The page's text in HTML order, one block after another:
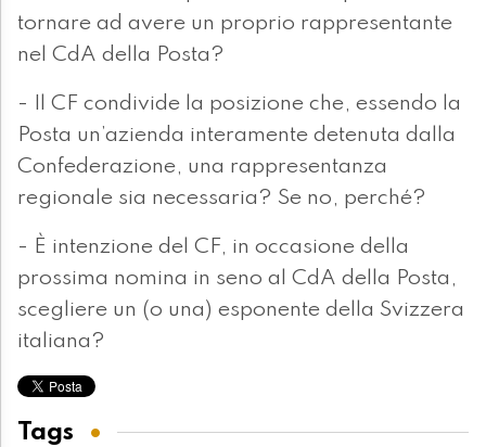
tornare ad avere un proprio rappresentante
nel CdA della Posta?
- Il CF condivide la posizione che, essendo la
Posta un’azienda interamente detenuta dalla
Confederazione, una rappresentanza
regionale sia necessaria? Se no, perché?
- È intenzione del CF, in occasione della
prossima nomina in seno al CdA della Posta,
scegliere un (o una) esponente della Svizzera
italiana?
Tags